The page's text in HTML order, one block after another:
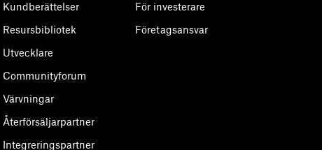
Kundberättelser
Resursbibliotek
Utvecklare
Communityforum
Värvningar
Återförsäljarpartner
Integreringspartner
För investerare
Företagsansvar